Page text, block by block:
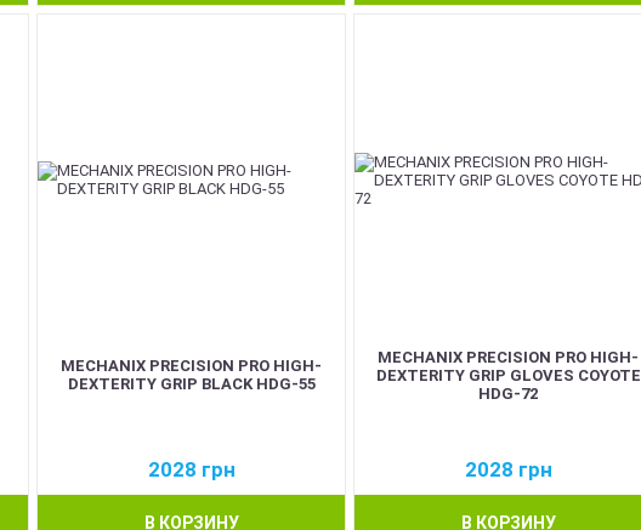
MECHANIX PRECISION PRO HIGH-
DEXTERITY GRIP BLACK HDG-55
2028 грн
В КОРЗИНУ
MECHANIX PRECISION PRO HIGH-
DEXTERITY GRIP GLOVES COYOTE
HDG-72
2028 грн
В КОРЗИНУ